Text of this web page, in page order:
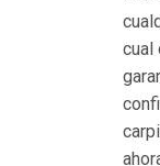
cual
а
р
а
т
ы